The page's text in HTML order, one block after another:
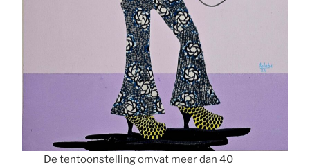
De tentoonstelling omvat meer dan 40